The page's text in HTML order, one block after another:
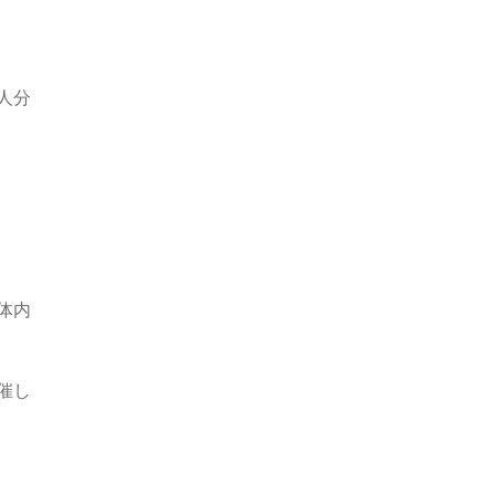
分
内
し